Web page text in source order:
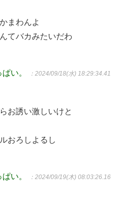
まわんよ
てバカみたいだわ
い。 ：2024/09/18(水) 18:29:34.41
お誘い激しいけと
おろしよるし
い。 ：2024/09/19(木) 08:03:26.16